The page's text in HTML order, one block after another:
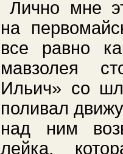
Лично мне
на
все равно
мавзолея
Ильич» со
поливал
над ним
лейка,